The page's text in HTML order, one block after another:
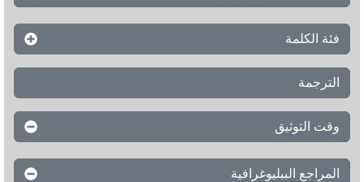
فئة الكلمة
الترجمة
وقت التوثيق
المراجع الببليوغرافية